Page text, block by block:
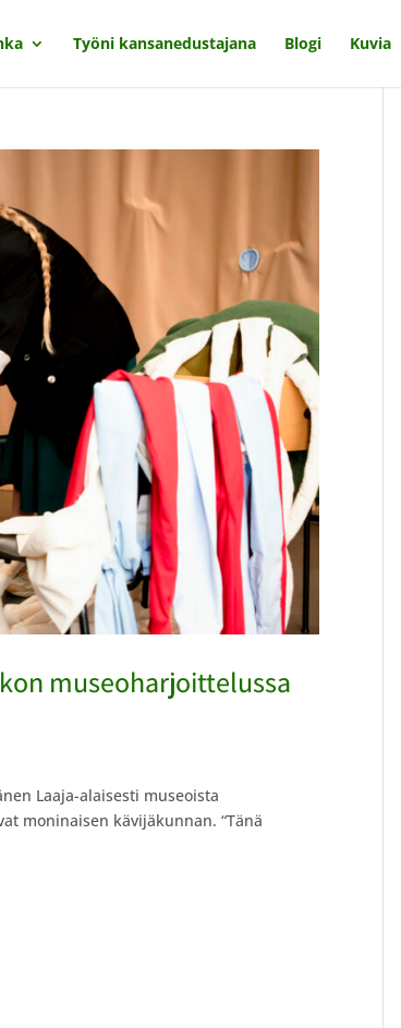
Työni kansanedustajana Blogi Kuvia
museo­harjoittelussa
Laaja-alaisesti museoista
moninaisen kävijäkunnan. “Tänä